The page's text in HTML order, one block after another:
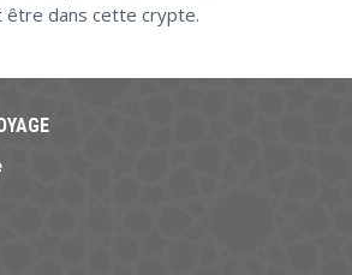
être dans cette crypte.